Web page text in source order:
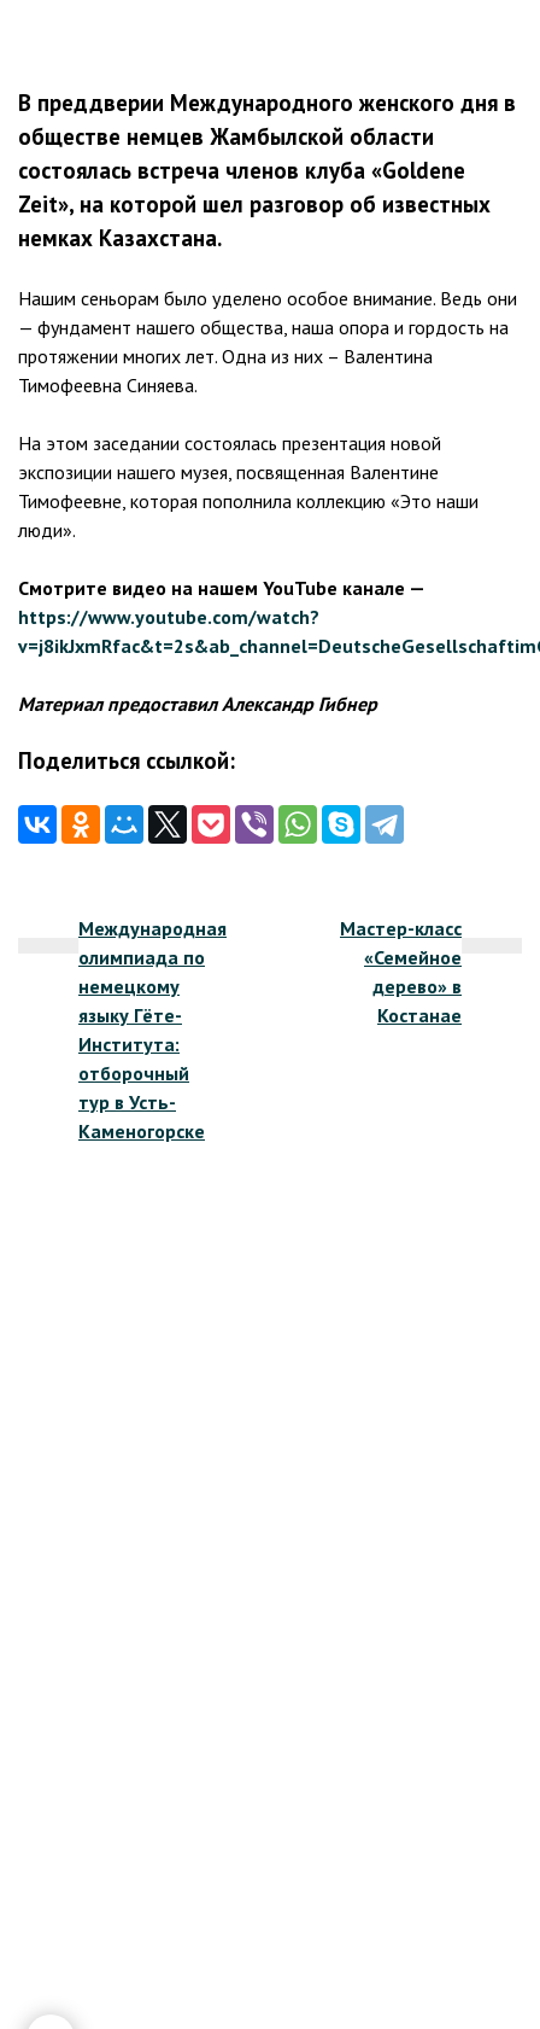
В преддверии Международного женского дня в
обществе немцев Жамбылской области
состоялась встреча членов клуба «Goldene
Zeit», на которой шел разговор об известных
немках Казахстана.
Нашим сеньорам было уделено особое внимание. Ведь они
— фундамент нашего общества, наша опора и гордость на
протяжении многих лет. Одна из них – Валентина
Тимофеевна Синяева.
На этом заседании состоялась презентация новой
экспозиции нашего музея, посвященная Валентине
Тимофеевне, которая пополнила коллекцию «Это наши
люди».
Смотрите видео на нашем YouTube канале —
https://www.youtube.com/watch?
Материал предоставил Александр Гибнер
Поделиться ссылкой:
записям
Международная
олимпиада по
немецкому
языку Гёте-
Института:
отборочный
тур в Усть-
Каменогорске
Мастер-класс
«Семейное
дерево» в
Костанае